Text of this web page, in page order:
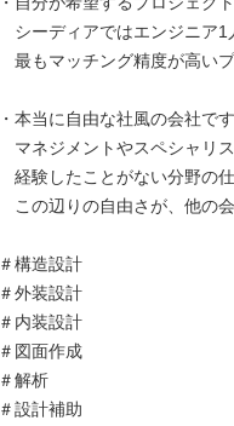
シーディアではエンジニア1
最もマッチング精度が高い
・本当に自由な社風の会社で
マネジメントやスペシャリ
経験したことがない分野の
この辺りの自由さが、他の会
＃構造設計
＃外装設計
＃内装設計
＃図面作成
＃解析
＃設計補助